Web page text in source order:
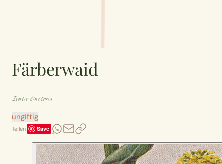
Färberwaid
Isatis tinctoria
ungiftig
Teilen Save